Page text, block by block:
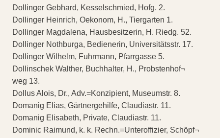
Dollinger Gebhard, Kesselschmied, Hofg. 2.
Dollinger Heinrich, Oekonom, H., Tiergarten 1.
Dollinger Magdalena, Hausbesitzerin, H. Riedg. 52.
Dollinger Nothburga, Bedienerin, Universitätsstr. 17.
Dollinger Wilhelm, Fuhrmann, Pfarrgasse 5.
Dollinschek Walther, Buchhalter, H., Probstenhof¬
weg 13.
Dollus Alois, Dr., Adv.=Konzipient, Museumstr. 8.
Domanig Elias, Gärtnergehilfe, Claudiastr. 11.
Domanig Elisabeth, Private, Claudiastr. 11.
Dominic Raimund, k. k. Rechn.=Unteroffizier, Schöpf¬